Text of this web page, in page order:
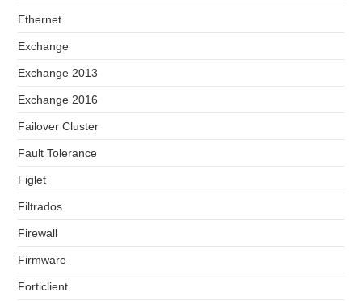
Ethernet
Exchange
Exchange 2013
Exchange 2016
Failover Cluster
Fault Tolerance
Figlet
Filtrados
Firewall
Firmware
Forticlient